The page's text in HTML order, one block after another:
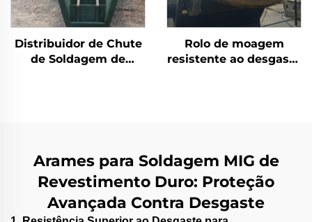
Distribuidor de Chute
de Soldagem de
Rolo de moagem
resistente ao desgaste
Arames para Soldagem MIG de
Revestimento Duro: Proteção
Avançada Contra Desgaste